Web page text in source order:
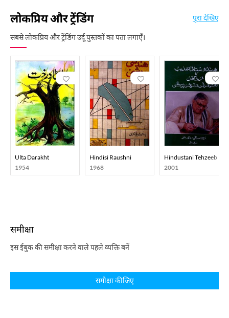
लोकप्रिय और ट्रेंडिंग
सबसे लोकप्रिय और ट्रेंडिंग उर्दू पुस्तकों का पता लगाएँ।
पूरा देखिए
Ulta Darakht
1954
Hindisi Raushni
1968
Hindustani Tehzeeb
2001
समीक्षा
इस ईबुक की समीक्षा करने वाले पहले व्यक्ति बनें
समीक्षा कीजिए